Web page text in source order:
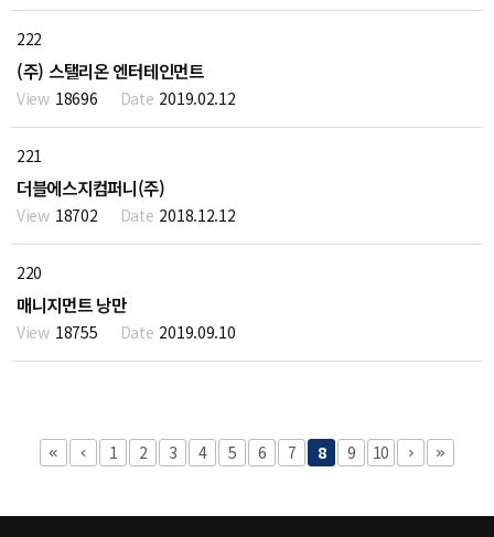
222
(주) 스탤리온 엔터테인먼트
18696 2019.02.12
221
더블에스지컴퍼니(주)
18702 2018.12.12
220
매니지먼트 낭만
18755 2019.09.10
1 2 3 4 5 6 7 8 9 10